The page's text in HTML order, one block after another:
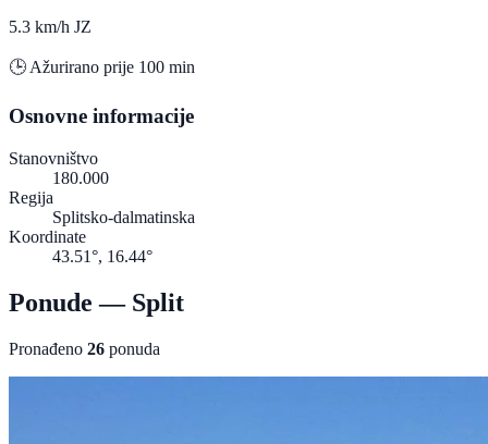
5.3 km/h JZ
🕒 Ažurirano prije 100 min
Osnovne informacije
Stanovništvo
180.000
Regija
Splitsko-dalmatinska
Koordinate
43.51°, 16.44°
Ponude — Split
Pronađeno 26 ponuda